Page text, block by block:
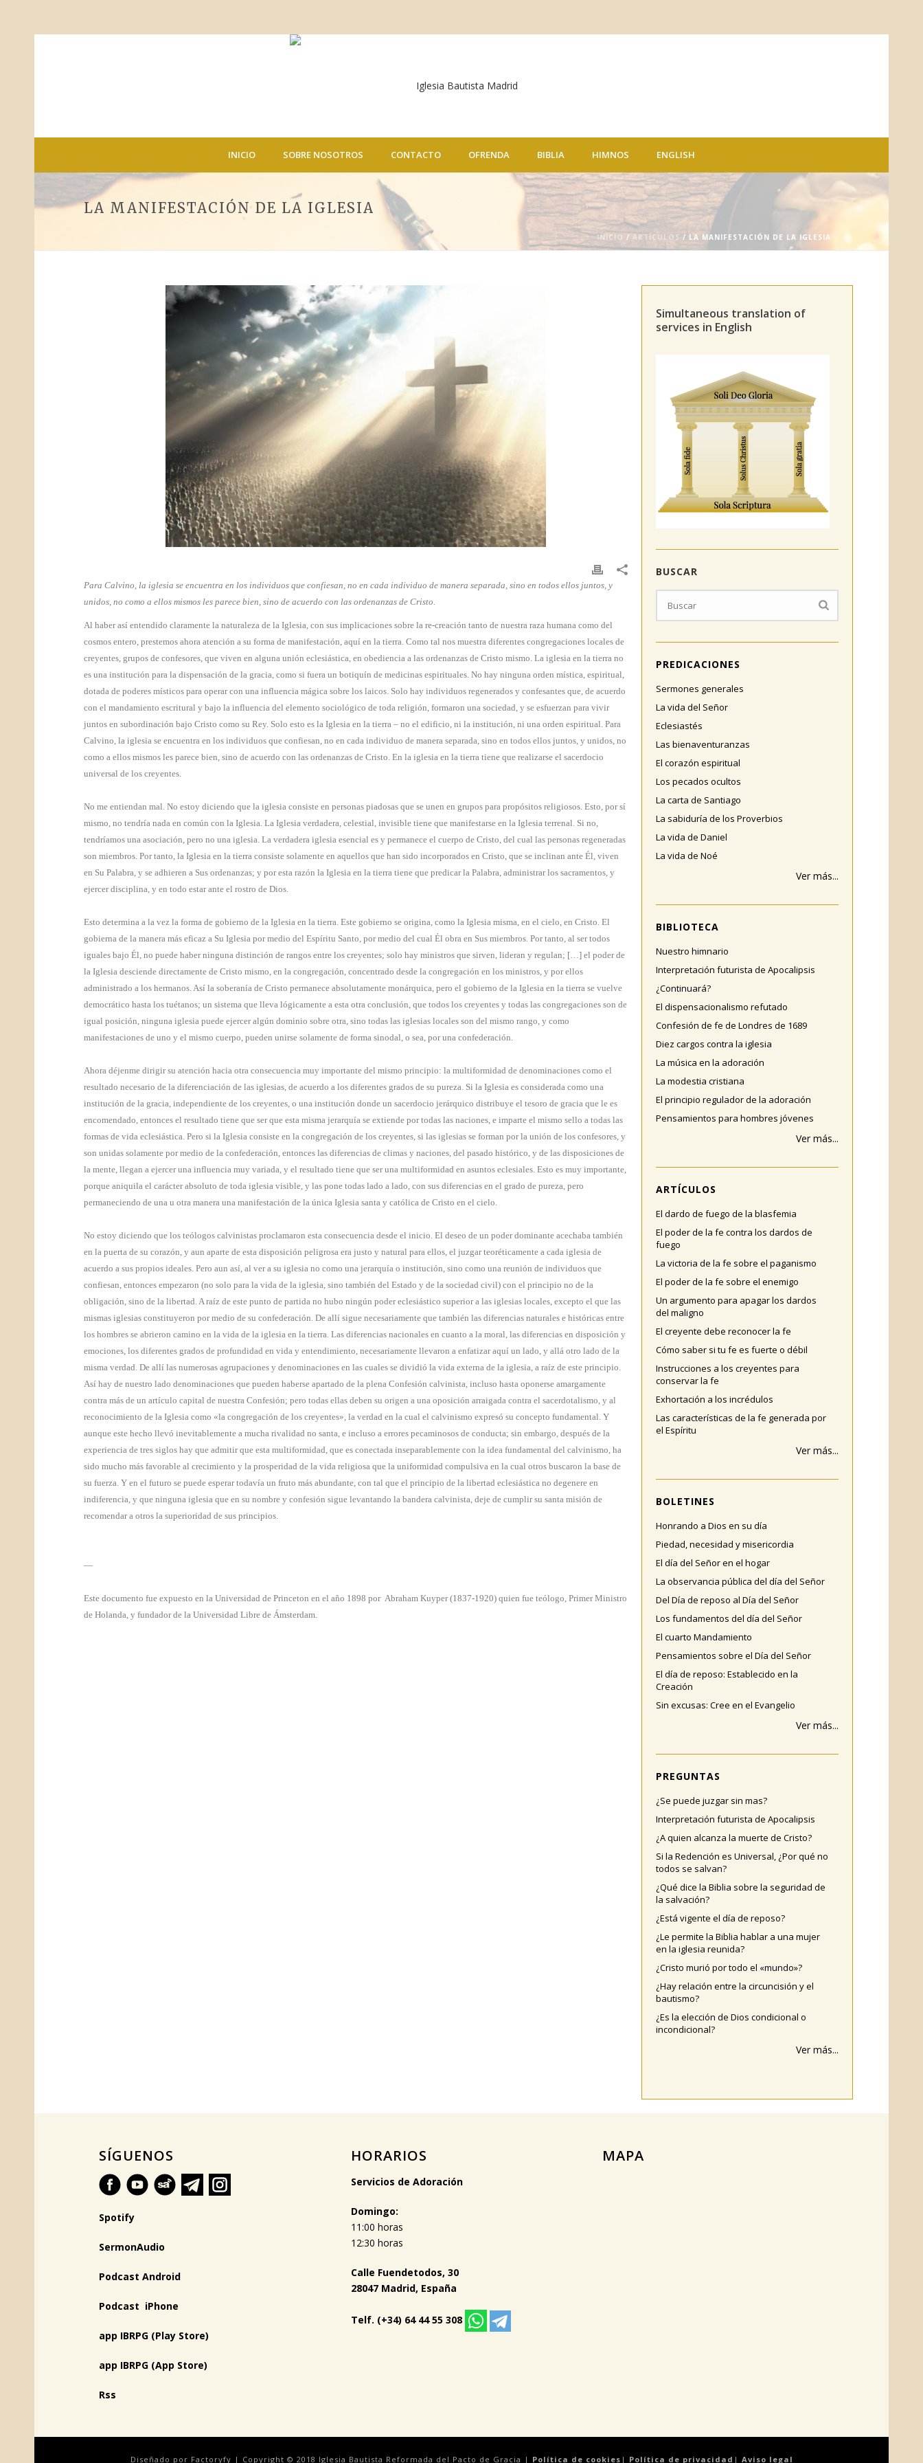
INICIO SOBRE NOSOTROS CONTACTO OFRENDA BIBLIA HIMNOS ENGLISH
LA MANIFESTACIÓN DE LA IGLESIA
INICIO / ARTÍCULOS / LA MANIFESTACIÓN DE LA IGLESIA
Para Calvino, la iglesia se encuentra en los individuos que confiesan, no en cada individuo de manera separada, sino en todos ellos juntos, y
unidos, no como a ellos mismos les parece bien, sino de acuerdo con las ordenanzas de Cristo. ​
Al haber así entendido claramente la naturaleza de la Iglesia, con sus implicaciones sobre la re-creación tanto de nuestra raza humana como del
cosmos entero, prestemos ahora atención a su forma de manifestación, aquí en la tierra. Como tal nos muestra diferentes congregaciones locales de
creyentes, grupos de confesores, que viven en alguna unión eclesiástica, en obediencia a las ordenanzas de Cristo mismo. La iglesia en la tierra no
es una institución para la dispensación de la gracia, como si fuera un botiquín de medicinas espirituales. No hay ninguna orden mística, espiritual,
dotada de poderes místicos para operar con una influencia mágica sobre los laicos. Solo hay individuos regenerados y confesantes que, de acuerdo
con el mandamiento escritural y bajo la influencia del elemento sociológico de toda religión, formaron una sociedad, y se esfuerzan para vivir
juntos en subordinación bajo Cristo como su Rey. Solo esto es la Iglesia en la tierra – no el edificio, ni la institución, ni una orden espiritual. Para
Calvino, la iglesia se encuentra en los individuos que confiesan, no en cada individuo de manera separada, sino en todos ellos juntos, y unidos, no
como a ellos mismos les parece bien, sino de acuerdo con las ordenanzas de Cristo. En la iglesia en la tierra tiene que realizarse el sacerdocio
universal de los creyentes.
No me entiendan mal. No estoy diciendo que la iglesia consiste en personas piadosas que se unen en grupos para propósitos religiosos. Esto, por sí
mismo, no tendría nada en común con la Iglesia. La Iglesia verdadera, celestial, invisible tiene que manifestarse en la Iglesia terrenal. Si no,
tendríamos una asociación, pero no una iglesia. La verdadera iglesia esencial es y permanece el cuerpo de Cristo, del cual las personas regeneradas
son miembros. Por tanto, la Iglesia en la tierra consiste solamente en aquellos que han sido incorporados en Cristo, que se inclinan ante Él, viven
en Su Palabra, y se adhieren a Sus ordenanzas; y por esta razón la Iglesia en la tierra tiene que predicar la Palabra, administrar los sacramentos, y
ejercer disciplina, y en todo estar ante el rostro de Dios.
Esto determina a la vez la forma de gobierno de la Iglesia en la tierra. Este gobierno se origina, como la Iglesia misma, en el cielo, en Cristo. El
gobierna de la manera más eficaz a Su Iglesia por medio del Espíritu Santo, por medio del cual Él obra en Sus miembros. Por tanto, al ser todos
iguales bajo Él, no puede haber ninguna distinción de rangos entre los creyentes; solo hay ministros que sirven, lideran y regulan; […] el poder de
la Iglesia desciende directamente de Cristo mismo, en la congregación, concentrado desde la congregación en los ministros, y por ellos
administrado a los hermanos. Así la soberanía de Cristo permanece absolutamente monárquica, pero el gobierno de la Iglesia en la tierra se vuelve
democrático hasta los tuétanos; un sistema que lleva lógicamente a esta otra conclusión, que todos los creyentes y todas las congregaciones son de
igual posición, ninguna iglesia puede ejercer algún dominio sobre otra, sino todas las iglesias locales son del mismo rango, y como
manifestaciones de uno y el mismo cuerpo, pueden unirse solamente de forma sinodal, o sea, por una confederación.
Ahora déjenme dirigir su atención hacia otra consecuencia muy importante del mismo principio: la multiformidad de denominaciones como el
resultado necesario de la diferenciación de las iglesias, de acuerdo a los diferentes grados de su pureza. Si la Iglesia es considerada como una
institución de la gracia, independiente de los creyentes, o una institución donde un sacerdocio jerárquico distribuye el tesoro de gracia que le es
encomendado, entonces el resultado tiene que ser que esta misma jerarquía se extiende por todas las naciones, e imparte el mismo sello a todas las
formas de vida eclesiástica. Pero si la Iglesia consiste en la congregación de los creyentes, si las iglesias se forman por la unión de los confesores, y
son unidas solamente por medio de la confederación, entonces las diferencias de climas y naciones, del pasado histórico, y de las disposiciones de
la mente, llegan a ejercer una influencia muy variada, y el resultado tiene que ser una multiformidad en asuntos eclesiales. Esto es muy importante,
porque aniquila el carácter absoluto de toda iglesia visible, y las pone todas lado a lado, con sus diferencias en el grado de pureza, pero
permaneciendo de una u otra manera una manifestación de la única Iglesia santa y católica de Cristo en el cielo.
No estoy diciendo que los teólogos calvinistas proclamaron esta consecuencia desde el inicio. El deseo de un poder dominante acechaba también
en la puerta de su corazón, y aun aparte de esta disposición peligrosa era justo y natural para ellos, el juzgar teoréticamente a cada iglesia de
acuerdo a sus propios ideales. Pero aun así, al ver a su iglesia no como una jerarquía o institución, sino como una reunión de individuos que
confiesan, entonces empezaron (no solo para la vida de la iglesia, sino también del Estado y de la sociedad civil) con el principio no de la
obligación, sino de la libertad. A raíz de este punto de partida no hubo ningún poder eclesiástico superior a las iglesias locales, excepto el que las
mismas iglesias constituyeron por medio de su confederación. De allí sigue necesariamente que también las diferencias naturales e históricas entre
los hombres se abrieron camino en la vida de la iglesia en la tierra. Las diferencias nacionales en cuanto a la moral, las diferencias en disposición y
emociones, los diferentes grados de profundidad en vida y entendimiento, necesariamente llevaron a enfatizar aquí un lado, y allá otro lado de la
misma verdad. De allí las numerosas agrupaciones y denominaciones en las cuales se dividió la vida externa de la iglesia, a raíz de este principio.
Así hay de nuestro lado denominaciones que pueden haberse apartado de la plena Confesión calvinista, incluso hasta oponerse amargamente
contra más de un artículo capital de nuestra Confesión; pero todas ellas deben su origen a una oposición arraigada contra el sacerdotalismo, y al
reconocimiento de la Iglesia como «la congregación de los creyentes», la verdad en la cual el calvinismo expresó su concepto fundamental. Y
aunque este hecho llevó inevitablemente a mucha rivalidad no santa, e incluso a errores pecaminosos de conducta; sin embargo, después de la
experiencia de tres siglos hay que admitir que esta multiformidad, que es conectada inseparablemente con la idea fundamental del calvinismo, ha
sido mucho más favorable al crecimiento y la prosperidad de la vida religiosa que la uniformidad compulsiva en la cual otros buscaron la base de
su fuerza. Y en el futuro se puede esperar todavía un fruto más abundante, con tal que el principio de la libertad eclesiástica no degenere en
indiferencia, y que ninguna iglesia que en su nombre y confesión sigue levantando la bandera calvinista, deje de cumplir su santa misión de
recomendar a otros la superioridad de sus principios.
—
Este documento fue expuesto en la Universidad de Princeton en el año 1898 por Abraham Kuyper (1837-1920) quien fue teólogo, Primer Ministro
de Holanda, y fundador de la Universidad Libre de Ámsterdam.
Simultaneous translation of
services in English
BUSCAR
PREDICACIONES
Sermones generales
La vida del Señor
Eclesiastés
Las bienaventuranzas
El corazón espiritual
Los pecados ocultos
La carta de Santiago
La sabiduría de los Proverbios
La vida de Daniel
La vida de Noé
Ver más...
BIBLIOTECA
Nuestro himnario
Interpretación futurista de Apocalipsis
¿Continuará?
El dispensacionalismo refutado
Confesión de fe de Londres de 1689
Diez cargos contra la iglesia
La música en la adoración
La modestia cristiana
El principio regulador de la adoración
Pensamientos para hombres jóvenes
Ver más...
ARTÍCULOS
El dardo de fuego de la blasfemia
El poder de la fe contra los dardos de
fuego
La victoria de la fe sobre el paganismo
El poder de la fe sobre el enemigo
Un argumento para apagar los dardos
del maligno
El creyente debe reconocer la fe
Cómo saber si tu fe es fuerte o débil
Instrucciones a los creyentes para
conservar la fe
Exhortación a los incrédulos
Las características de la fe generada por
el Espíritu
Ver más...
BOLETINES
Honrando a Dios en su día
Piedad, necesidad y misericordia
El día del Señor en el hogar
La observancia pública del día del Señor
Del Día de reposo al Día del Señor
Los fundamentos del día del Señor
El cuarto Mandamiento
Pensamientos sobre el Día del Señor
El día de reposo: Establecido en la
Creación
Sin excusas: Cree en el Evangelio
Ver más...
PREGUNTAS
¿Se puede juzgar sin mas?
Interpretación futurista de Apocalipsis
¿A quien alcanza la muerte de Cristo?
Si la Redención es Universal, ¿Por qué no
todos se salvan?
¿Qué dice la Biblia sobre la seguridad de
la salvación?
¿Está vigente el día de reposo?
¿Le permite la Biblia hablar a una mujer
en la iglesia reunida?
¿Cristo murió por todo el «mundo»?
¿Hay relación entre la circuncisión y el
bautismo?
¿Es la elección de Dios condicional o
incondicional?
Ver más...
SÍGUENOS
Spotify
SermonAudio
Podcast Android
Podcast iPhone
app IBRPG (Play Store)
app IBRPG (App Store)
Rss
HORARIOS
Servicios de Adoración
Domingo:
11:00 horas
12:30 horas
Calle Fuendetodos, 30
28047 Madrid, España
Telf. (+34) 64 44 55 308
MAPA
Diseñado por Factoryfy | Copyright © 2018 Iglesia Bautista Reformada del Pacto de Gracia | Política de cookies | Política de privacidad | Aviso legal